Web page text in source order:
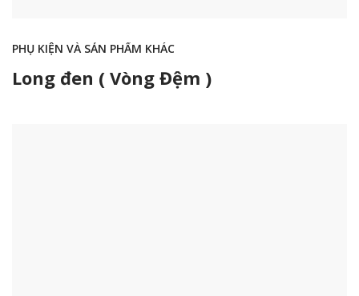
PHỤ KIỆN VÀ SẢN PHẨM KHÁC
Long đen ( Vòng Đệm )